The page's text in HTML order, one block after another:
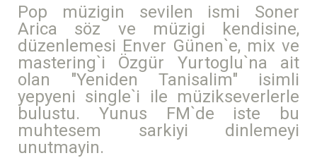
Pop müzigin sevilen ismi Soner
Arica söz ve müzigi kendisine,
düzenlemesi Enver Günen`e, mix ve
mastering`i Özgür Yurtoglu`na ait
olan "Yeniden Tanisalim" isimli
yepyeni single`i ile müzikseverlerle
bulustu. Yunus FM`de iste bu
muhtesem sarkiyi dinlemeyi
unutmayin.